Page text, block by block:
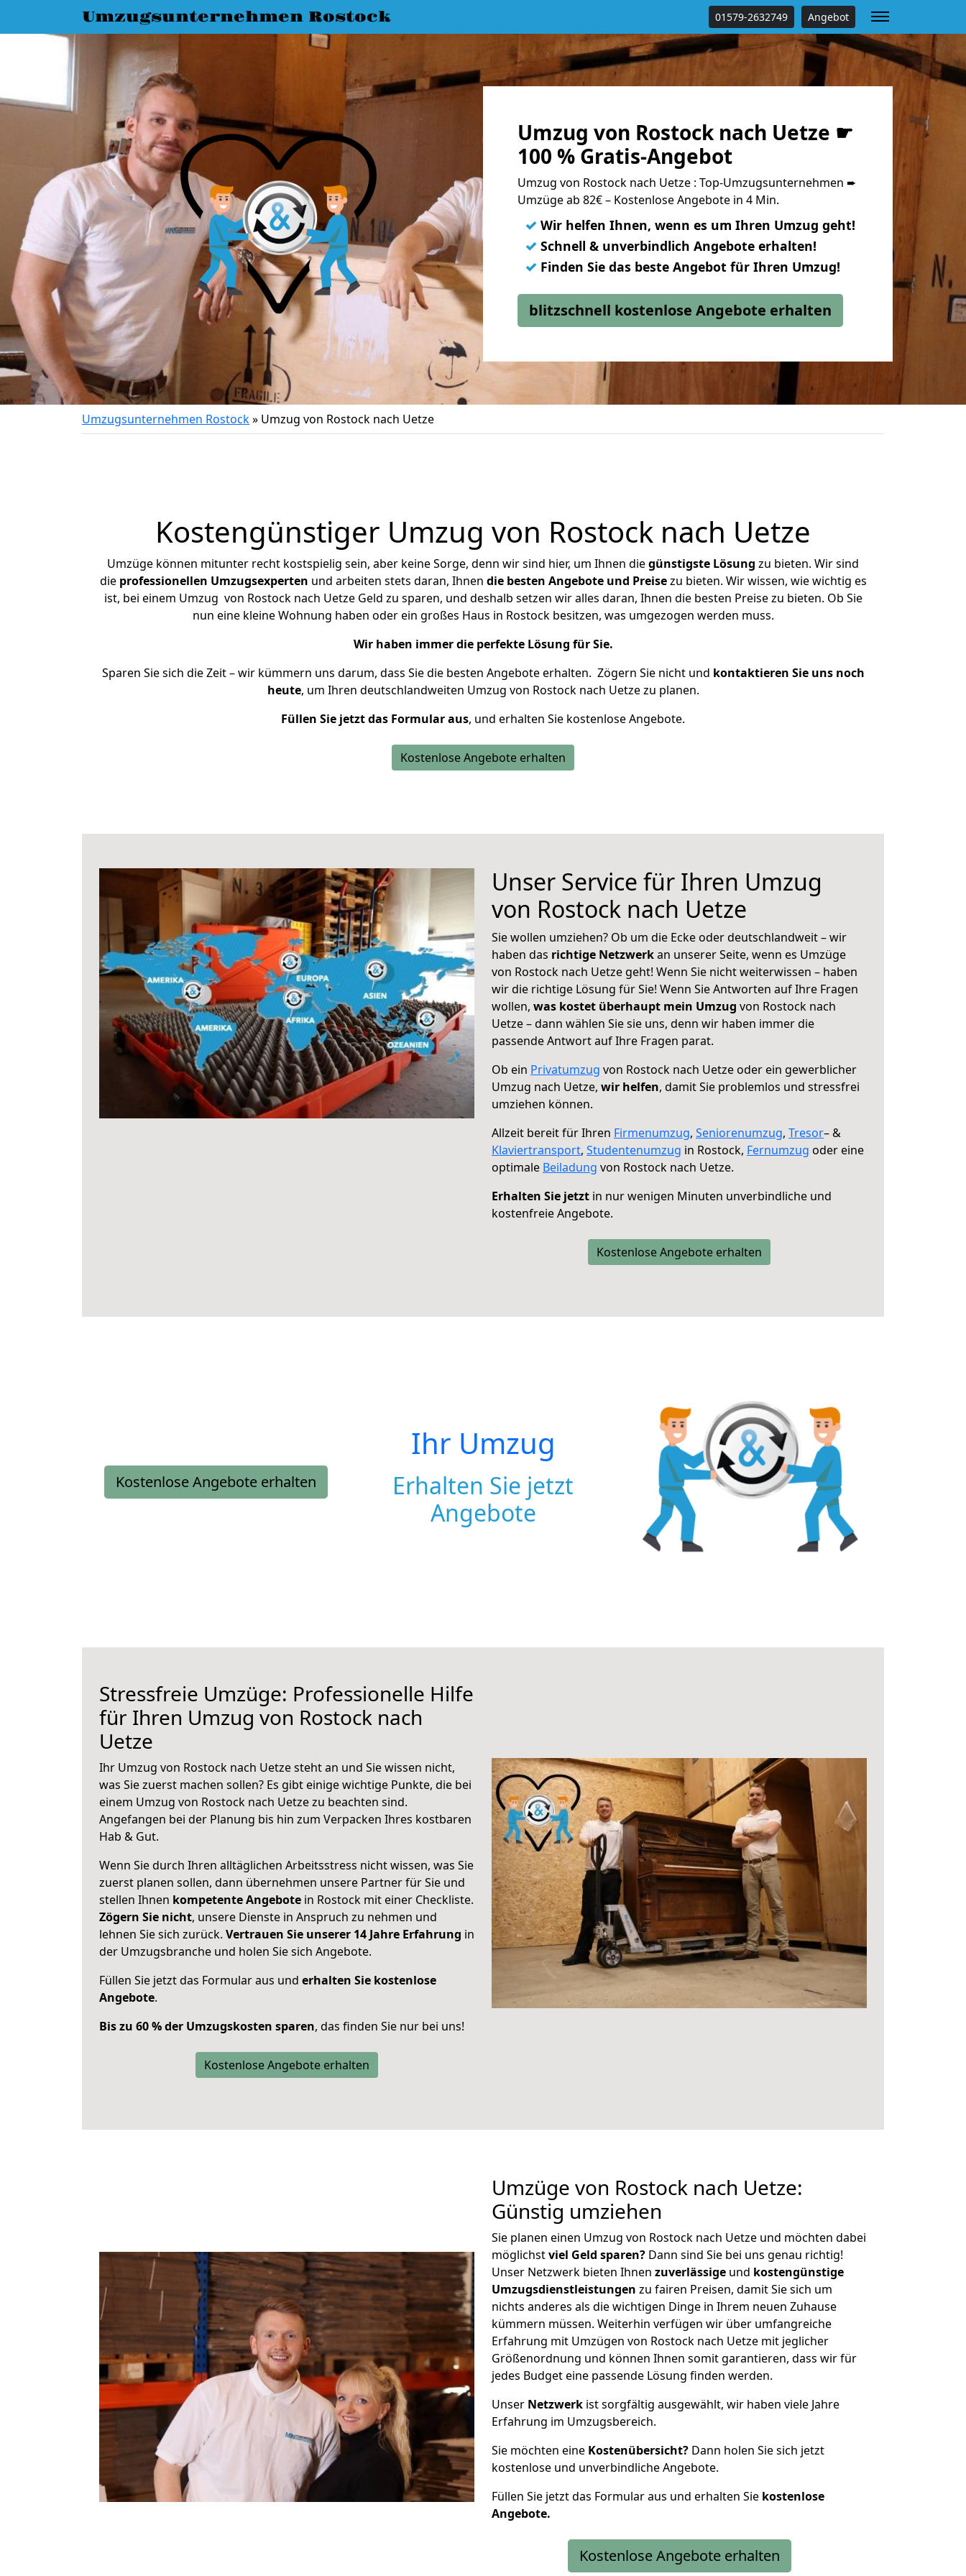
Umzugsunternehmen Rostock 01579-2632749 Angebot
Umzug von Rostock nach Uetze ☛
100 % Gratis-Angebot
Umzug von Rostock nach Uetze : Top-Umzugsunternehmen ➨
Umzüge ab 82€ – Kostenlose Angebote in 4 Min.
✓ Wir helfen Ihnen, wenn es um Ihren Umzug geht!
✓ Schnell & unverbindlich Angebote erhalten!
✓ Finden Sie das beste Angebot für Ihren Umzug!
blitzschnell kostenlose Angebote erhalten
Umzugsunternehmen Rostock» Umzug von Rostock nach Uetze
Kostengünstiger Umzug von Rostock nach Uetze
Umzüge können mitunter recht kostspielig sein, aber keine Sorge, denn wir sind hier, um Ihnen diegünstigste Lösung zu bieten. Wir sind
die professionellen Umzugsexperten und arbeiten stets daran, Ihnen die besten Angebote und Preisezu bieten. Wir wissen, wie wichtig es
ist, bei einem Umzug von Rostock nach Uetze Geld zu sparen, und deshalb setzen wir alles daran, Ihnen die besten Preise zu bieten. Ob Sie
nun eine kleine Wohnung haben oder ein großes Haus in Rostock besitzen, was umgezogen werden muss.
Wir haben immer die perfekte Lösung für Sie.
Sparen Sie sich die Zeit – wir kümmern uns darum, dass Sie die besten Angebote erhalten. Zögern Sie nicht und kontaktieren Sie uns noch
heute, um Ihren deutschlandweiten Umzug von Rostock nach Uetze zu planen.
Füllen Sie jetzt das Formular aus, und erhalten Sie kostenlose Angebote.
Kostenlose Angebote erhalten
Unser Service für Ihren Umzug
von Rostock nach Uetze
Sie wollen umziehen? Ob um die Ecke oder deutschlandweit – wir
haben das richtige Netzwerkan unserer Seite, wenn es Umzüge
von Rostock nach Uetze geht! Wenn Sie nicht weiterwissen – haben
wir die richtige Lösung für Sie! Wenn Sie Antworten auf Ihre Fragen
wollen, was kostet überhaupt mein Umzug von Rostock nach
Uetze – dann wählen Sie sie uns, denn wir haben immer die
passende Antwort auf Ihre Fragen parat.
Ob ein Privatumzug von Rostock nach Uetze oder ein gewerblicher
Umzug nach Uetze, wir helfen, damit Sie problemlos und stressfrei
umziehen können.
Allzeit bereit für Ihren Firmenumzug, Seniorenumzug, Tresor– &
Klaviertransport, Studentenumzug in Rostock, Fernumzug oder eine
optimale Beiladung von Rostock nach Uetze.
Erhalten Sie jetzt in nur wenigen Minuten unverbindliche und
kostenfreie Angebote.
Kostenlose Angebote erhalten
Kostenlose Angebote erhalten
Ihr Umzug
Erhalten Sie jetzt
Angebote
Stressfreie Umzüge: Professionelle Hilfe
für Ihren Umzug von Rostock nach
Uetze
Ihr Umzug von Rostock nach Uetze steht an und Sie wissen nicht,
was Sie zuerst machen sollen? Es gibt einige wichtige Punkte, die bei
einem Umzug von Rostock nach Uetze zu beachten sind.
Angefangen bei der Planung bis hin zum Verpacken Ihres kostbaren
Hab & Gut.
Wenn Sie durch Ihren alltäglichen Arbeitsstress nicht wissen, was Sie
zuerst planen sollen, dann übernehmen unsere Partner für Sie und
stellen Ihnen kompetente Angebote in Rostock mit einer Checkliste.
Zögern Sie nicht, unsere Dienste in Anspruch zu nehmen und
lehnen Sie sich zurück. Vertrauen Sie unserer 14 Jahre Erfahrung in
der Umzugsbranche und holen Sie sich Angebote.
Füllen Sie jetzt das Formular aus und erhalten Sie kostenlose
Angebote.
Bis zu 60 % der Umzugskosten sparen, das finden Sie nur bei uns!
Kostenlose Angebote erhalten
Umzüge von Rostock nach Uetze:
Günstig umziehen
Sie planen einen Umzug von Rostock nach Uetze und möchten dabei
möglichstviel Geld sparen? Dann sind Sie bei uns genau richtig!
Unser Netzwerk bieten Ihnen zuverlässige und kostengünstige
Umzugsdienstleistungen zu fairen Preisen, damit Sie sich um
nichts anderes als die wichtigen Dinge in Ihrem neuen Zuhause
kümmern müssen. Weiterhin verfügen wir über umfangreiche
Erfahrung mit Umzügen von Rostock nach Uetze mit jeglicher
Größenordnung und können Ihnen somit garantieren, dass wir für
jedes Budget eine passende Lösung finden werden.
Unser Netzwerk ist sorgfältig ausgewählt, wir haben viele Jahre
Erfahrung im Umzugsbereich.
Sie möchten eine Kostenübersicht? Dann holen Sie sich jetzt
kostenlose und unverbindliche Angebote.
Füllen Sie jetzt das Formular aus und erhalten Sie kostenlose
Angebote.
Kostenlose Angebote erhalten